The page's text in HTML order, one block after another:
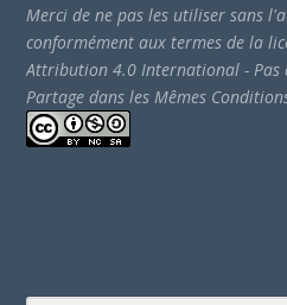
Merci de ne pas les utiliser sans
conformément aux termes de la
Attribution 4.0 International - Pas
Partage dans les Mêmes